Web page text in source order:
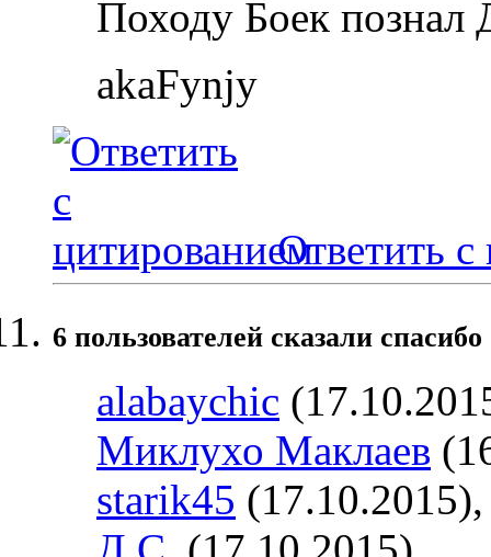
Походу Боек
akaFynjy
Ответить с
6 пользователей сказали
alabaychic
Миклухо Маклаев
starik45